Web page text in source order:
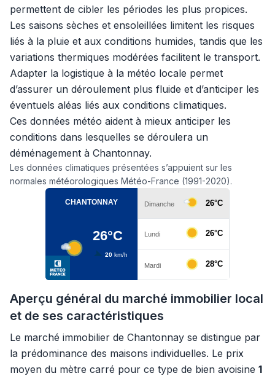
permettent de cibler les périodes les plus propices.
Les saisons sèches et ensoleillées limitent les risques
liés à la pluie et aux conditions humides, tandis que les
variations thermiques modérées facilitent le transport.
Adapter la logistique à la météo locale permet
d’assurer un déroulement plus fluide et d’anticiper les
éventuels aléas liés aux conditions climatiques.
Ces données météo aident à mieux anticiper les
conditions dans lesquelles se déroulera un
déménagement à Chantonnay.
Les données climatiques présentées s’appuient sur les
normales météorologiques Météo-France (1991-2020).
Aperçu général du marché immobilier local
et de ses caractéristiques
Le marché immobilier de Chantonnay se distingue par
la prédominance des maisons individuelles. Le prix
moyen du mètre carré pour ce type de bien avoisine 1